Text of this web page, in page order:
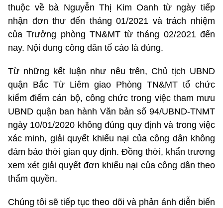
thuộc về bà Nguyễn Thị Kim Oanh từ ngày tiếp
nhận đơn thư đến tháng 01/2021 và trách nhiệm
của Trưởng phòng TN&MT từ tháng 02/2021 đến
nay. Nội dung công dân tố cáo là đúng.
Từ những kết luận như nêu trên, Chủ tịch UBND
quận Bắc Từ Liêm giao Phòng TN&MT tổ chức
kiểm điểm cán bộ, công chức trong việc tham mưu
UBND quận ban hành Văn bản số 94/UBND-TNMT
ngày 10/01/2020 không đúng quy định và trong việc
xác minh, giải quyết khiếu nại của công dân không
đảm bảo thời gian quy định. Đồng thời, khẩn trương
xem xét giải quyết đơn khiếu nại của công dân theo
thẩm quyền.
Chúng tôi sẽ tiếp tục theo dõi và phản ánh diễn biến